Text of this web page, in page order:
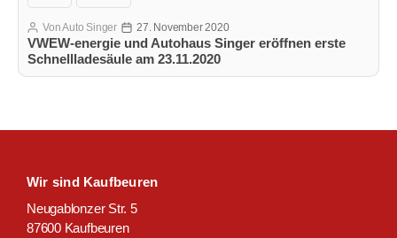
VWEW-energie und Autohaus Singer eröffnen erste
Schnellladesäule am 23.11.2020
Beitragsautor
VonAuto Singer Veröffentlichungsdatum
27. November 2020
Wir sind Kaufbeuren
Neugablonzer Str. 5
87600 Kaufbeuren